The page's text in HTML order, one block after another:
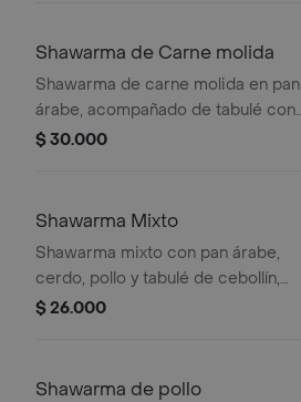
Shawarma de Carne molida
Shawarma de carne molida en pan
árabe, acompañado de tabulé con
cebollín chino, tomate y perejil.
$ 30.000
Shawarma Mixto
Shawarma mixto con pan árabe,
cerdo, pollo y tabulé de cebollín,
tomate y perejil.
$ 26.000
Shawarma de pollo